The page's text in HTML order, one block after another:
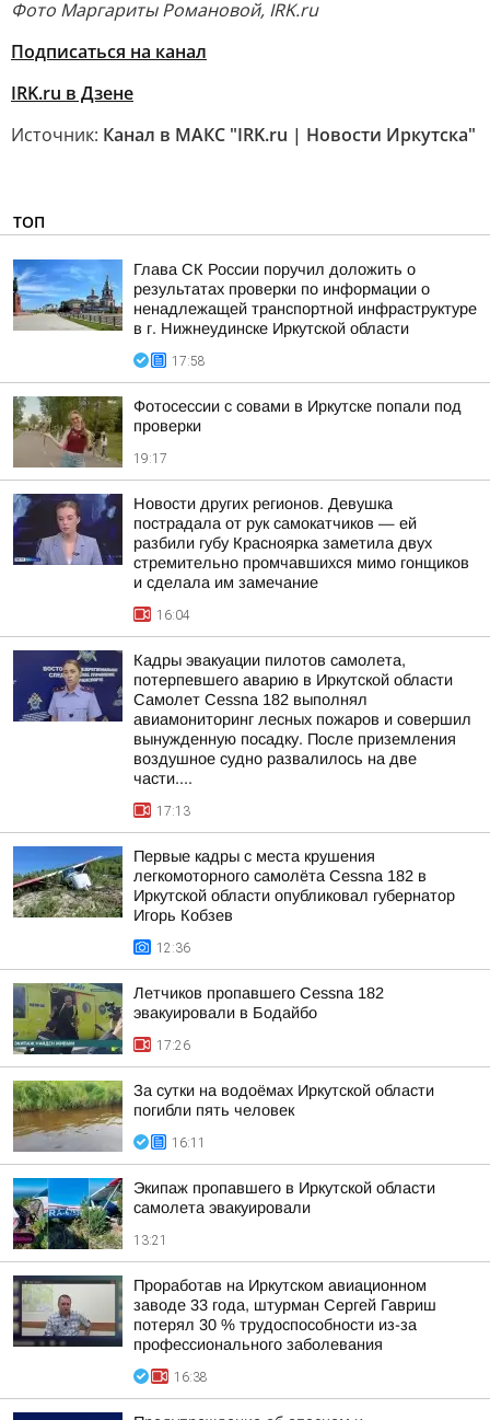
Фото Маргариты Романовой, IRK.ru
Подписаться на канал
IRK.ru в Дзене
Источник: Канал в МАКС "IRK.ru | Новости Иркутска"
ТОП
Глава СК России поручил доложить о
результатах проверки по информации о
ненадлежащей транспортной инфраструктуре
в г. Нижнеудинске Иркутской области
17:58
Фотосессии с совами в Иркутске попали под
проверки
19:17
Новости других регионов. Девушка
пострадала от рук самокатчиков — ей
разбили губу Красноярка заметила двух
стремительно промчавшихся мимо гонщиков
и сделала им замечание
16:04
Кадры эвакуации пилотов самолета,
потерпевшего аварию в Иркутской области
Самолет Cessna 182 выполнял
авиамониторинг лесных пожаров и совершил
вынужденную посадку. После приземления
воздушное судно развалилось на две
части....
17:13
Первые кадры с места крушения
легкомоторного самолёта Cessna 182 в
Иркутской области опубликовал губернатор
Игорь Кобзев
12:36
Летчиков пропавшего Cessna 182
эвакуировали в Бодайбо
17:26
За сутки на водоёмах Иркутской области
погибли пять человек
16:11
Экипаж пропавшего в Иркутской области
самолета эвакуировали
13:21
Проработав на Иркутском авиационном
заводе 33 года, штурман Сергей Гавриш
потерял 30 % трудоспособности из-за
профессионального заболевания
16:38